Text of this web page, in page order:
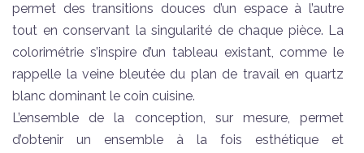
permet des transitions douces d’un espace à l’autre
tout en conservant la singularité de chaque pièce. La
colorimétrie s’inspire d’un tableau existant, comme le
rappelle la veine bleutée du plan de travail en quartz
blanc dominant le coin cuisine.
L’ensemble de la conception, sur mesure, permet
d’obtenir un ensemble à la fois esthétique et